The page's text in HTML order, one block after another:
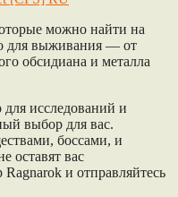
можно найти на
для выживания — от
обсидиана и металла
исследований и
выбор для вас.
боссами, и
оставят вас
и отправляйтесь